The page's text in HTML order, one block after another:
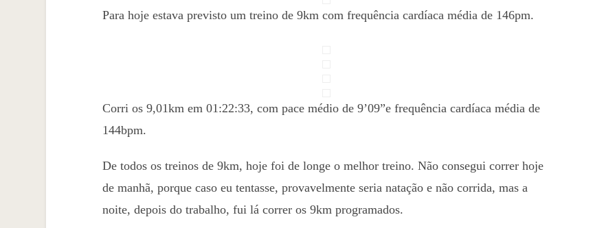
Para hoje estava previsto um treino de 9km com frequência cardíaca média de 146pm.
Corri os 9,01km em 01:22:33, com pace médio de 9’09”e frequência cardíaca média de
144bpm.
De todos os treinos de 9km, hoje foi de longe o melhor treino. Não consegui correr hoje
de manhã, porque caso eu tentasse, provavelmente seria natação e não corrida, mas a
noite, depois do trabalho, fui lá correr os 9km programados.